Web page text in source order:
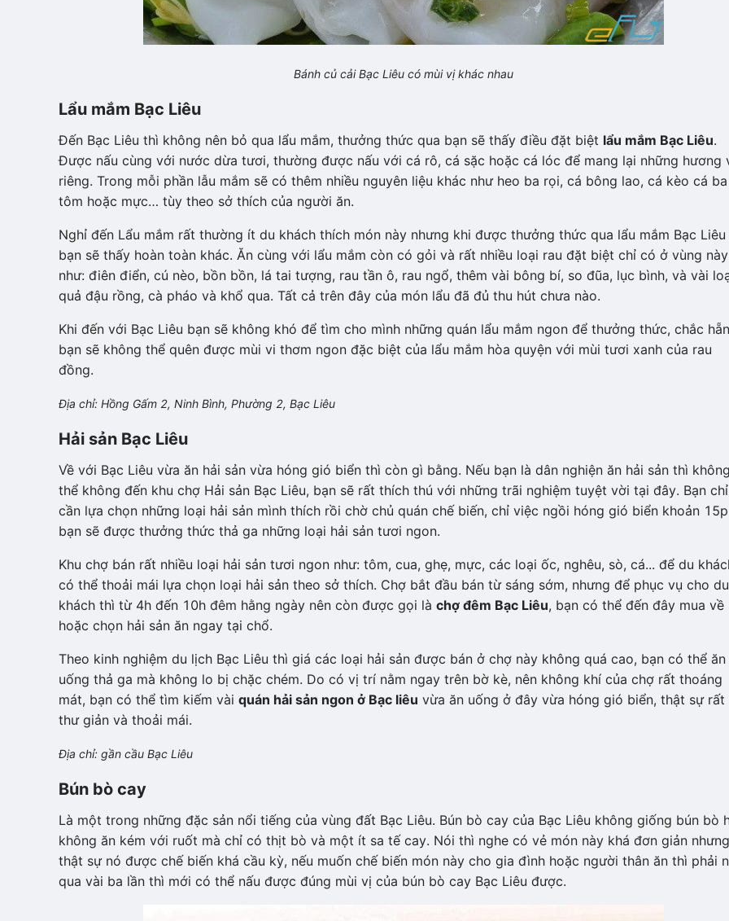
Bánh củ cải Bạc Liêu có mùi vị khác nhau
Lẩu mắm Bạc Liêu
Đến Bạc Liêu thì không nên bỏ qua lẩu mắm, thưởng thức qua bạn sẽ thấy điều đặt biệt lẩu mắm Bạc Liêu.
Được nấu cùng với nước dừa tươi, thường được nấu với cá rô, cá sặc hoặc cá lóc để mang lại những hương
riêng. Trong mỗi phần lẫu mắm sẽ có thêm nhiều nguyên liệu khác như heo ba rọi, cá bông lao, cá kèo cá ba
tôm hoặc mực… tùy theo sở thích của người ăn.
Nghỉ đến Lẩu mắm rất thường ít du khách thích món này nhưng khi được thưởng thức qua lẩu mắm Bạc Liêu
bạn sẽ thấy hoàn toàn khác. Ăn cùng với lẩu mắm còn có gỏi và rất nhiều loại rau đặt biệt chỉ có ở vùng này
như: điên điển, cú nèo, bồn bồn, lá tai tượng, rau tần ô, rau ngổ, thêm vài bông bí, so đũa, lục bình, và vài
quả đậu rồng, cà pháo và khổ qua. Tất cả trên đây của món lẩu đã đủ thu hút chưa nào.
Khi đến với Bạc Liêu bạn sẽ không khó để tìm cho mình những quán lẩu mắm ngon để thưởng thức, chắc hẵn
bạn sẽ không thể quên được mùi vi thơm ngon đặc biệt của lẩu mắm hòa quyện với mùi tươi xanh của rau
đồng.
Địa chỉ: Hồng Gấm 2, Ninh Bình, Phường 2, Bạc Liêu
Hải sản Bạc Liêu
Về với Bạc Liêu vừa ăn hải sản vừa hóng gió biển thì còn gì bằng. Nếu bạn là dân nghiện ăn hải sản thì không
thể không đến khu chợ Hải sản Bạc Liêu, bạn sẽ rất thích thú với những trãi nghiệm tuyệt vời tại đây. Bạn chỉ
cần lựa chọn những loại hải sản mình thích rồi chờ chủ quán chế biến, chỉ việc ngồi hóng gió biển khoản
bạn sẽ được thưởng thức thả ga những loại hải sản tươi ngon.
Khu chợ bán rất nhiều loại hải sản tươi ngon như: tôm, cua, ghẹ, mực, các loại ốc, nghêu, sò, cá... để du
có thể thoải mái lựa chọn loại hải sản theo sở thích. Chợ bắt đầu bán từ sáng sớm, nhưng để phục vụ cho du
khách thì từ 4h đến 10h đêm hằng ngày nên còn được gọi là chợ đêm Bạc Liêu, bạn có thể đến đây mua về
hoặc chọn hải sản ăn ngay tại chổ.
Theo kinh nghiệm du lịch Bạc Liêu thì giá các loại hải sản được bán ở chợ này không quá cao, bạn có thể ăn
uống thả ga mà không lo bị chặc chém. Do có vị trí nằm ngay trên bờ kè, nên không khí của chợ rất thoáng
mát, bạn có thể tìm kiếm vài quán hải sản ngon ở Bạc liêu vừa ăn uống ở đây vừa hóng gió biển, thật sự rất
thư giản và thoải mái.
Địa chỉ: gần cầu Bạc Liêu
Bún bò cay
Là một trong những đặc sản nổi tiếng của vùng đất Bạc Liêu. Bún bò cay của Bạc Liêu không giống bún bò
không ăn kém với ruốt mà chỉ có thịt bò và một ít sa tế cay. Nói thì nghe có vẻ món này khá đơn giản nhưng
thật sự nó được chế biến khá cầu kỳ, nếu muốn chế biến món này cho gia đình hoặc người thân ăn thì phải
qua vài ba lần thì mới có thể nấu được đúng mùi vị của bún bò cay Bạc Liêu được.